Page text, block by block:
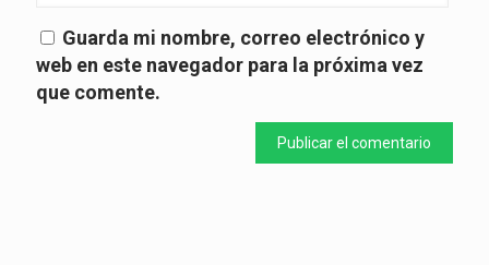
Guarda mi nombre, correo electrónico y
web en este navegador para la próxima vez
que comente.